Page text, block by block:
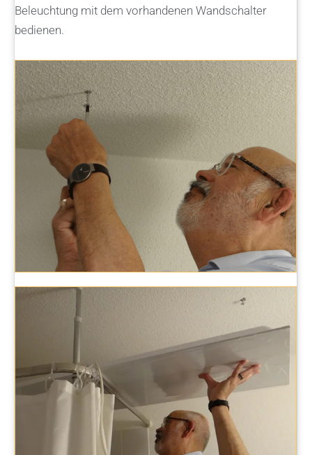
Beleuchtung mit dem vorhandenen Wandschalter
bedienen.